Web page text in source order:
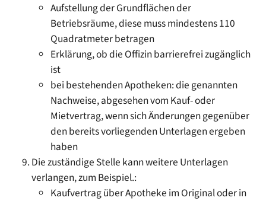
Aufstellung der Grundflächen der
Betriebsräume, diese muss mindestens 110
Quadratmeter betragen
Erklärung, ob die Offizin barrierefrei zugänglich
ist
bei bestehenden Apotheken: die genannten
Nachweise, abgesehen vom Kauf- oder
Mietvertrag, wenn sich Änderungen gegenüber
den bereits vorliegenden Unterlagen ergeben
haben
Die zuständige Stelle kann weitere Unterlagen
verlangen, zum Beispiel.:
Kaufvertrag über Apotheke im Original oder in